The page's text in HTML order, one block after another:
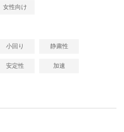
女性向け
小回り 静粛性
安定性 加速